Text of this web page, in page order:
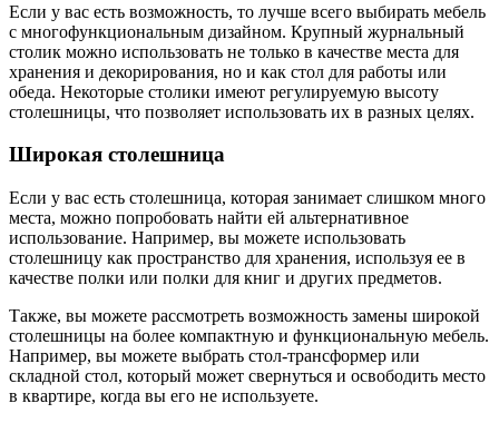
Если у вас есть возможность, то лучше всего выбирать мебель
с многофункциональным дизайном. Крупный журнальный
столик можно использовать не только в качестве места для
хранения и декорирования, но и как стол для работы или
обеда. Некоторые столики имеют регулируемую высоту
столешницы, что позволяет использовать их в разных целях.
Широкая столешница
Если у вас есть столешница, которая занимает слишком много
места, можно попробовать найти ей альтернативное
использование. Например, вы можете использовать
столешницу как пространство для хранения, используя ее в
качестве полки или полки для книг и других предметов.
Также, вы можете рассмотреть возможность замены широкой
столешницы на более компактную и функциональную мебель.
Например, вы можете выбрать стол-трансформер или
складной стол, который может свернуться и освободить место
в квартире, когда вы его не используете.